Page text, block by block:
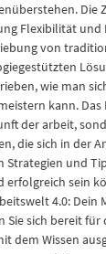
Die
Flexibilität und
von
wie man
kann. Das
der arbeit,
die sich in der
und
erfolgreich sein
4.0: Dein
Sie sich bereit
dem Wissen